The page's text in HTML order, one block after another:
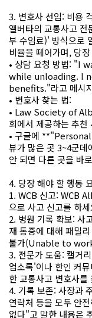
3. 변호사 선임: 비용
앨버타의 교통사고
부 수임료)' 방식으로
비율을 떼어가며, 당
• 상담 요청 방법: "I
while unloading. I
benefits."라고 메시
• 변호사 찾는 법:
• Law Society of
회에서 제공하는 추천
• 구글에
뷰가 많은 곳 3~4군데
안 되면 다른 곳을 바
4. 당장 해야 할 행동
1. WCB 신고: WCB
으로 사고 신고를 하
2. 병원 기록 확보: 사
재 통증에 대해 패밀
불가(Unable to
3. 전문가 도움: 캘거
업소록'이나 한인 커
한 교통사고 변호사를
4. 기록 보존: 사장과
연락처 등을 모두 안
없다"고 말한 내용은